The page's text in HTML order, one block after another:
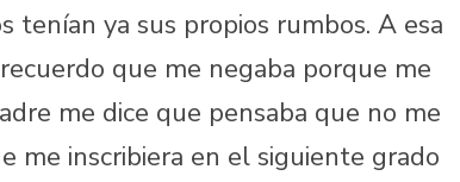
tenían ya sus propios rumbos. A esa
que me negaba porque me
me dice que pensaba que no me
me inscribiera en el siguiente grado